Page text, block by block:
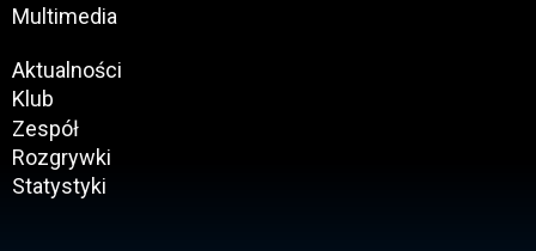
Multimedia
Aktualności
Klub
Zespół
Rozgrywki
Statystyki